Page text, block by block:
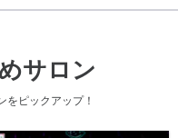
サロン
をピックアップ！